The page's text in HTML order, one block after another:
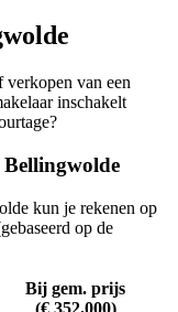
verkopen van een
inschakelt
kun je rekenen op
op de
Bij gem. prijs
(€ 352.000)